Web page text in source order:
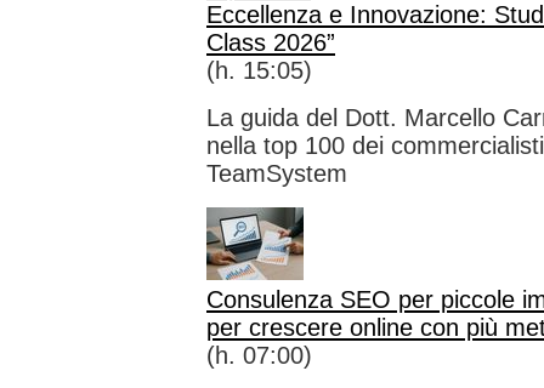
Eccellenza e Innovazione:
Class 2026”
(h. 15:05)
La guida del Dott. Marcello
nella top 100 dei
TeamSystem
Consulenza SEO per piccole
per crescere online con più
(h. 07:00)